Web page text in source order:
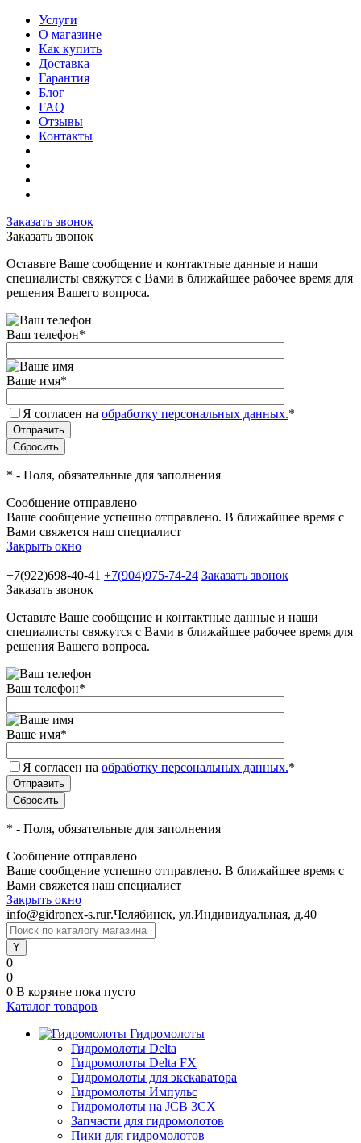
Услуги
О магазине
Как купить
Доставка
Гарантия
Блог
FAQ
Отзывы
Контакты
Заказать звонок
Заказать звонок
Оставьте Ваше сообщение и контактные данные и наши
специалисты свяжутся с Вами в ближайшее рабочее время для
решения Вашего вопроса.
Ваш телефон*
Ваше имя*
Я согласен на обработку персональных данных.*
* - Поля, обязательные для заполнения
Сообщение отправлено
Ваше сообщение успешно отправлено. В ближайшее время с
Вами свяжется наш специалист
Закрыть окно
+7(922)698-40-41 +7(904)975-74-24 Заказать звонок
Заказать звонок
Оставьте Ваше сообщение и контактные данные и наши
специалисты свяжутся с Вами в ближайшее рабочее время для
решения Вашего вопроса.
Ваш телефон*
Ваше имя*
Я согласен на обработку персональных данных.*
* - Поля, обязательные для заполнения
Сообщение отправлено
Ваше сообщение успешно отправлено. В ближайшее время с
Вами свяжется наш специалист
Закрыть окно
info@gidronex-s.ruг.Челябинск, ул.Индивидуальная, д.40
0
0
0 В корзине пока пусто
Каталог товаров
Гидромолоты
Гидромолоты Delta
Гидромолоты Delta FX
Гидромолоты для экскаватора
Гидромолоты Импульс
Гидромолоты на JCB 3CX
Запчасти для гидромолотов
Пики для гидромолотов